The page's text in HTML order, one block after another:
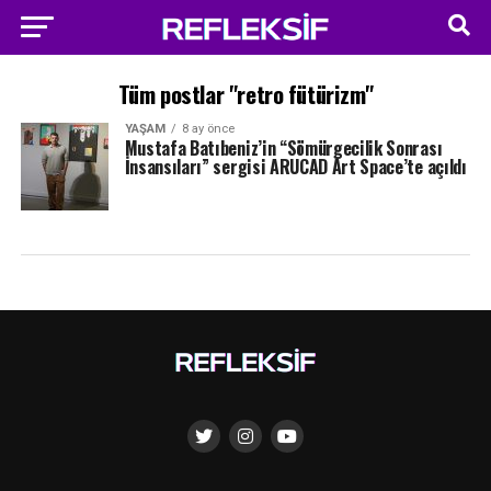
Tüm postlar "retro fütürizm"
YAŞAM 8 ay önce
Mustafa Batıbeniz’in “Sömürgecilik Sonrası
İnsansıları” sergisi ARUCAD Art Space’te açıldı